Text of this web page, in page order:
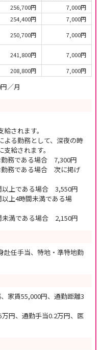
256,700円
7,000円
254,400円
7,000円
250,700円
7,000円
241,800円
7,000円
208,800円 7,000円
／月
されます。
よる勤務として、深夜の時
給されます。
務である場合 7,300円
務である場合 次に掲げ
上である場合 3,550円
上4時間未満である場
満である場合 2,150円
赴任手当、特地・準特地勤
家賃55,000円、通勤距離3
円、通勤手当0.2万円、医